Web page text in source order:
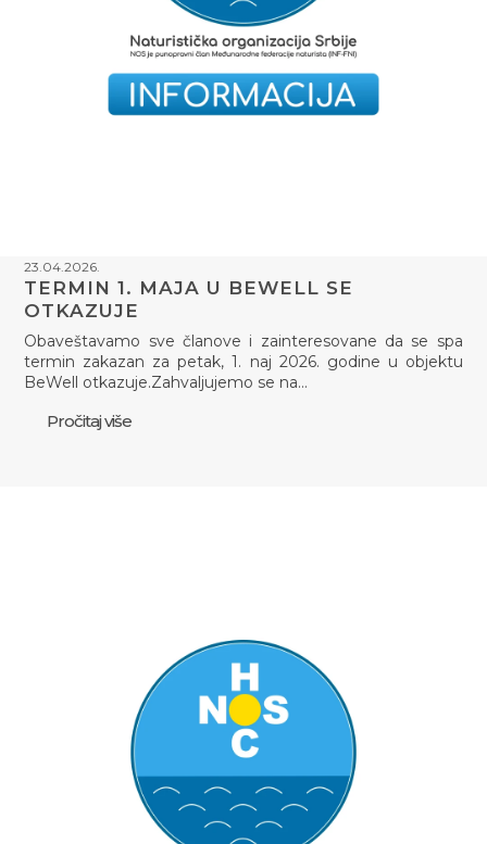
23.04.2026.
TERMIN 1. MAJA U BEWELL SE
OTKAZUJE
Obaveštavamo sve članove i zainteresovane da se spa
termin zakazan za petak, 1. naj 2026. godine u objektu
BeWell otkazuje.Zahvaljujemo se na…
Pročitaj više